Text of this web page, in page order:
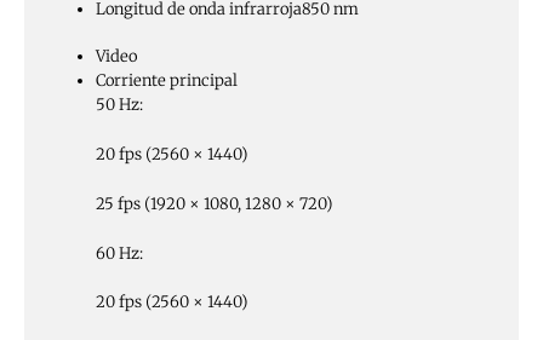
Longitud de onda infrarroja850 nm
Video
Corriente principal
50 Hz:
20 fps (2560 × 1440)
25 fps (1920 × 1080, 1280 × 720)
60 Hz:
20 fps (2560 × 1440)